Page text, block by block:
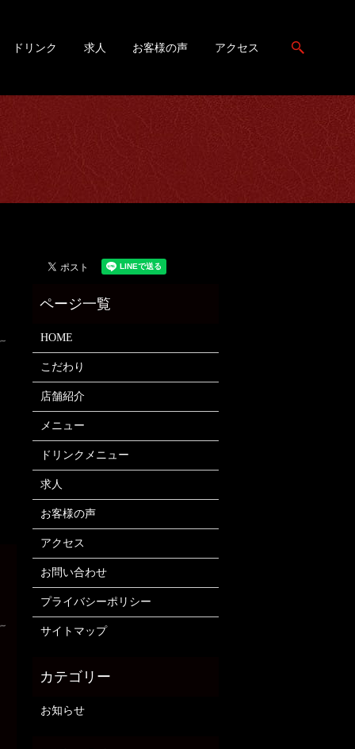
ドリンク 求人 お客様の声 アクセス
HOME
こだわり
店舗紹介
メニュー
ドリンクメニュー
求人
お客様の声
アクセス
お問い合わせ
プライバシーポリシー
サイトマップ
お知らせ